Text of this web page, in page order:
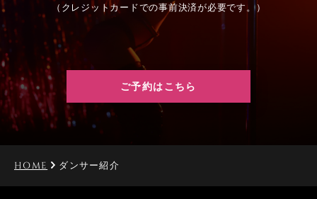
（クレジットカードでの事前決済が必要です。）
ご予約はこちら
HOME ダンサー紹介